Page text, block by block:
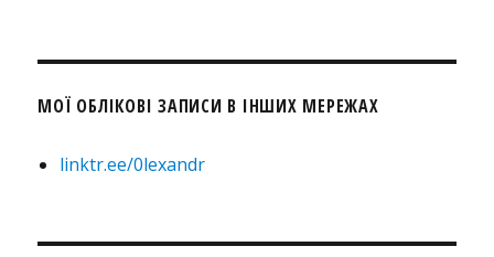
МОЇ ОБЛІКОВІ ЗАПИСИ В ІНШИХ МЕРЕЖАХ
linktr.ee/0lexandr